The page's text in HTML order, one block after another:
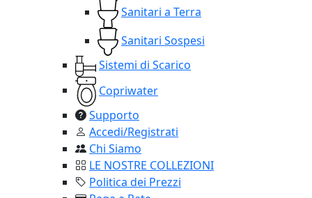
Sanitari a Terra
Sanitari Sospesi
Sistemi di Scarico
Copriwater
Supporto
Accedi/Registrati
Chi Siamo
LE NOSTRE COLLEZIONI
Politica dei Prezzi